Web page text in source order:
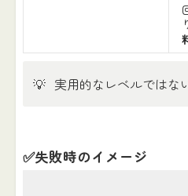
💡 実用的なレベルではな
✅失敗時のイメージ